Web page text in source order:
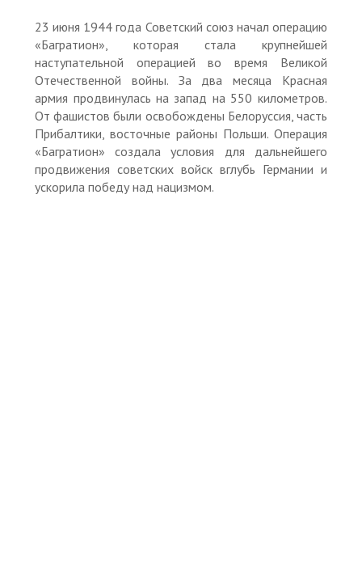
23 июня 1944 года Советский союз начал операцию
«Багратион», которая стала крупнейшей
наступательной операцией во время Великой
Отечественной войны. За два месяца Красная
армия продвинулась на запад на 550 километров.
От фашистов были освобождены Белоруссия, часть
Прибалтики, восточные районы Польши. Операция
«Багратион» создала условия для дальнейшего
продвижения советских войск вглубь Германии и
ускорила победу над нацизмом.